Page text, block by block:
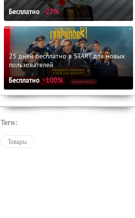
Бесплатно -27%
25 дней бесплатно в START для новых
пользователей
Бесплатно -100%
Теги:
Товары